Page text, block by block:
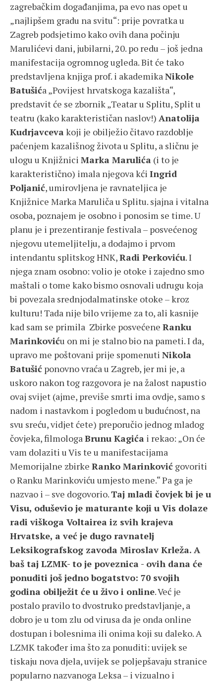
zagrebačkim događanjima, pa evo nas opet u
„najlipšem gradu na svitu“: prije povratka u
Zagreb podsjetimo kako ovih dana počinju
Marulićevi dani, jubilarni, 20. po redu – još jedna
manifestacija ogromnog ugleda. Bit će tako
predstavljena knjiga prof. i akademikaNikole
Batušića „Povijest hrvatskoga kazališta“,
predstavit će se zbornik „Teatar u Splitu, Split u
teatru (kako karakterističan naslov!) Anatolija
Kudrjavceva koji je obilježio čitavo razdoblje
paćenjem kazališnog života u Splitu, a sličnu je
ulogu u Knjižnici Marka Marulića (i to je
karakteristično) imala njegova kći Ingrid
Poljanić, umirovljena je ravnateljica je
Knjižnice Marka Maruliča u Splitu. sjajna i vitalna
osoba, poznajem je osobno i ponosim se time. U
planu je i prezentiranje festivala – posvećenog
njegovu utemeljitelju, a dodajmo i prvom
intendantu splitskog HNK,Radi Perkoviću. I
njega znam osobno: volio je otoke i zajedno smo
maštali o tome kako bismo osnovali udrugu koja
bi povezala srednjodalmatinske otoke – kroz
kulturu! Tada nije bilo vrijeme za to, ali kasnije
kad sam se primila Zbirke posvećene Ranku
Marinkoviću on mi je stalno bio na pameti. I da,
upravo me poštovani prije spomenuti Nikola
Batušić ponovno vraća u Zagreb, jer mi je, a
uskoro nakon tog razgovora je na žalost napustio
ovaj svijet (ajme, previše smrti ima ovdje, samo s
nadom i nastavkom i pogledom u budućnost, na
svu sreću, vidjet ćete) preporučio jednog mladog
čovjeka, filmologaBrunu Kagića i rekao: „On će
vam dolaziti u Vis te u manifestacijama
Memorijalne zbirke Ranko Marinković govoriti
o Ranku Marinkoviću umjesto mene.“ Pa ga je
nazvao i – sve dogovorio.Taj mladi čovjek bi je u
Visu, oduševio je maturante koji u Vis dolaze
radi viškoga Voltairea iz svih krajeva
Hrvatske, a već je dugo ravnatelj
Leksikografskog zavoda Miroslav Krleža. A
baš taj LZMK- to je poveznica - ovih dana će
ponuditi još jedno bogatstvo: 70 svojih
godina obilježit će u živo i online. Već je
postalo pravilo to dvostruko predstavljanje, a
dobro je u tom zlu od virusa da je onda online
dostupan i bolesnima ili onima koji su daleko. A
LZMK također ima što za ponuditi: uvijek se
tiskaju nova djela, uvijek se poljepšavaju stranice
popularno nazvanoga Leksa – i vizualno i